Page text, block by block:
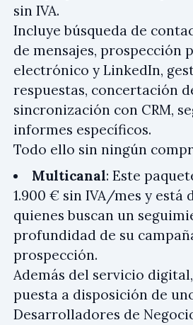
sin IVA.
Incluye búsqueda de
de mensajes, prospección
electrónico y LinkedIn,
respuestas, concertación
sincronización con CRM,
informes específicos.
Todo ello sin ningún
Multicanal: Este
1.900 € sin IVA/mes y está
quienes buscan un
profundidad de su
prospección.
Además del servicio
puesta a disposición de
Desarrolladores de